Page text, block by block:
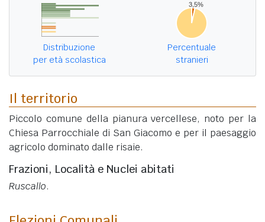
Distribuzione
per età scolastica
Percentuale
stranieri
Il territorio
Piccolo comune della pianura vercellese, noto per la
Chiesa Parrocchiale di San Giacomo e per il paesaggio
agricolo dominato dalle risaie.
Frazioni, Località e Nuclei abitati
Ruscallo.